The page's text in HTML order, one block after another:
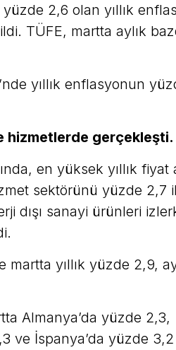
2,6 olan yıllık
TÜFE, martta aylık
yıllık enflasyonun
hizmetlerde gerçekleşti.
en yüksek yıllık fiyat
sektörünü yüzde 2,7
dışı sanayi ürünleri
martta yıllık yüzde 2,9,
Almanya’da yüzde 2,3,
ve İspanya’da yüzde